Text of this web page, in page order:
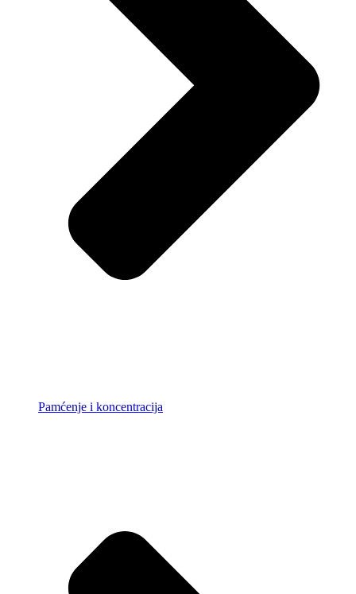
Pamćenje i koncentracija